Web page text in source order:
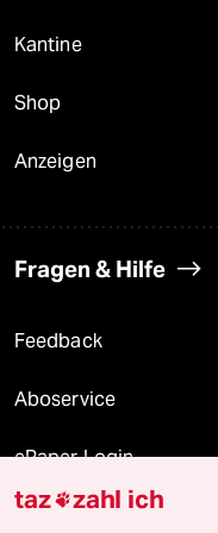
Kantine
Shop
Anzeigen
Fragen & Hilfe
Feedback
Aboservice
ePaper Login
Downloads für
taz zahl ich